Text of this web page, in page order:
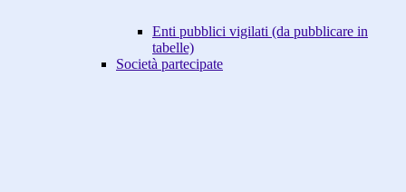
Enti pubblici vigilati (da pubblicare in
tabelle)
Società partecipate